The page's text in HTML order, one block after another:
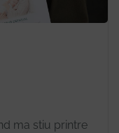
ma stiu printre